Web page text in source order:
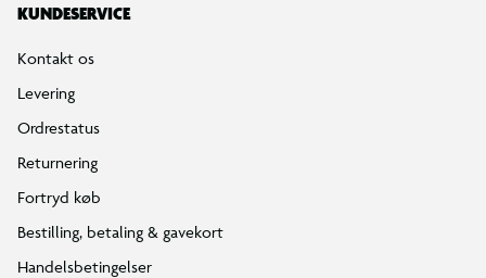
KUNDESERVICE
Kontakt os
Levering
Ordrestatus
Returnering
Fortryd køb
Bestilling, betaling & gavekort
Handelsbetingelser